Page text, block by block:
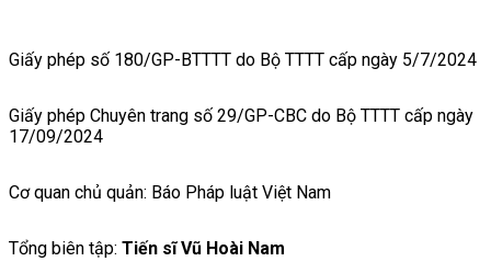
Giấy phép số 180/GP-BTTTT do Bộ TTTT cấp ngày 5/7/2024
Giấy phép Chuyên trang số 29/GP-CBC do Bộ TTTT cấp ngày
17/09/2024
Cơ quan chủ quản: Báo Pháp luật Việt Nam
Tổng biên tập: Tiến sĩ Vũ Hoài Nam